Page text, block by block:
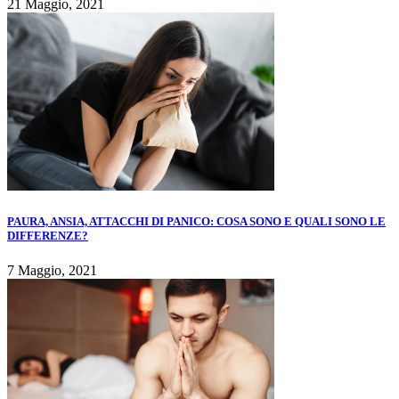
21 Maggio, 2021
PAURA, ANSIA, ATTACCHI DI PANICO: COSA SONO E QUALI SONO LE
DIFFERENZE?
7 Maggio, 2021